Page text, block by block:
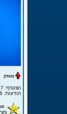
הצטרף: 27 מאי 2008
הודעות: 266